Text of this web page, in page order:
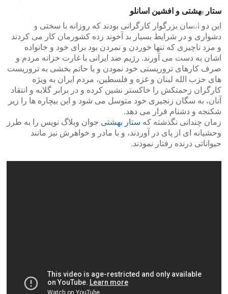
ستار بهشتی و افشین اسانلو
این دو انسان بزرگوار کارگرانی بودند که روزانه با سختی و
دشواری و در شرایط بسیار بد آخوند زده کشورمان کار می کردند
و مزد ناچیزی که تنها خوردن و نمردن بود برای خود و خانواده
اشان به دست می آورند. رژیم ضد ایرانی با غارت خزانه مردم و
صرف کارهای تروریستی خود نمودن و یا حاتم بخشی به تروریست
های حزب الله لبنان و غزه و فلسطین، مردم ایران به ویژه
کارگران زحمتکش را خاکستر نشین کرده و در برابر گلایه و انتقاد
آنان، به سگان زنجیری خود متوسل می شود و این بیچاره ها را زیر
شکنجه و دشنام قرار می دهد.
زمان چندانی نگذشته که ستار بهشتی جوان وبلاگ نویس را به طرز
وحشیانه ای از پای در آوردند، و با مادر و خواهرش نیز مانند
حیواناتی درنده رفتار نمودند.
<
>